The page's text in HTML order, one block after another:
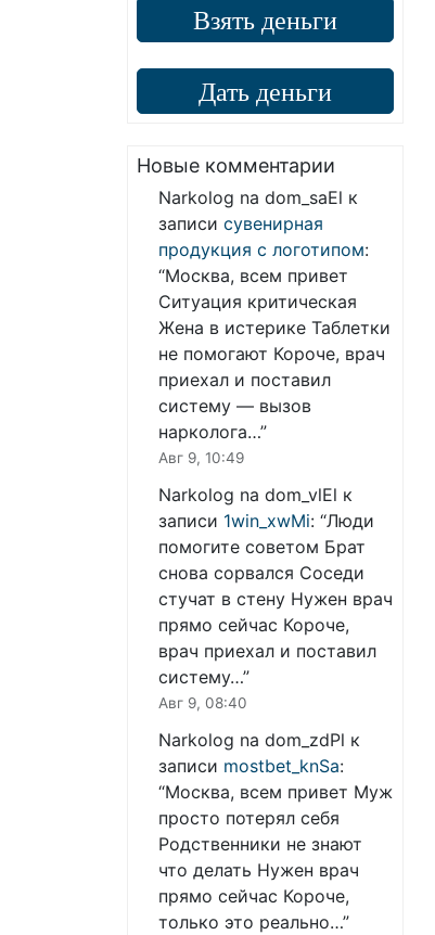
Взять деньги
Дать деньги
Новые комментарии
Narkolog na dom_saEl к
записи сувенирная
продукция с логотипом:
“Москва, всем привет
Ситуация критическая
Жена в истерике Таблетки
не помогают Короче, врач
приехал и поставил
систему — вызов
нарколога…”
Авг 9, 10:49
Narkolog na dom_vlEl к
записи 1win_xwMi: “Люди
помогите советом Брат
снова сорвался Соседи
стучат в стену Нужен врач
прямо сейчас Короче,
врач приехал и поставил
систему…”
Авг 9, 08:40
Narkolog na dom_zdPl к
записи mostbet_knSa:
“Москва, всем привет Муж
просто потерял себя
Родственники не знают
что делать Нужен врач
прямо сейчас Короче,
только это реально…”